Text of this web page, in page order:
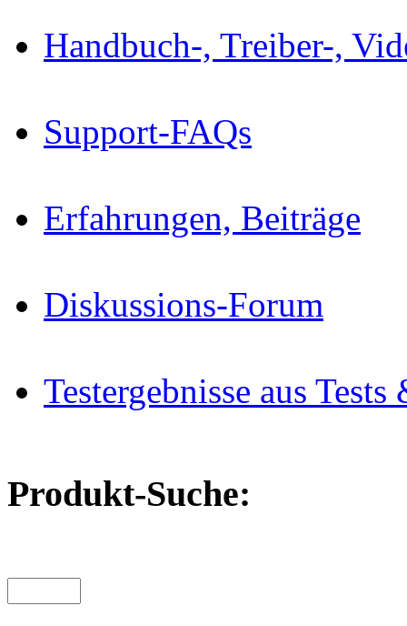
Handbuch-, Treiber-,
Support-FAQs
Erfahrungen, Beiträge
Diskussions-Forum
Testergebnisse aus
Produkt-Suche: